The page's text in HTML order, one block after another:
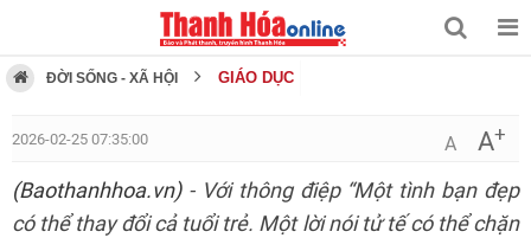
ĐỜI SỐNG - XÃ HỘI GIÁO DỤC
2026-02-25 07:35:00 A A+
(Baothanhhoa.vn)- Với thông điệp “Một tình bạn đẹp
có thể thay đổi cả tuổi trẻ. Một lời nói tử tế có thể chặn